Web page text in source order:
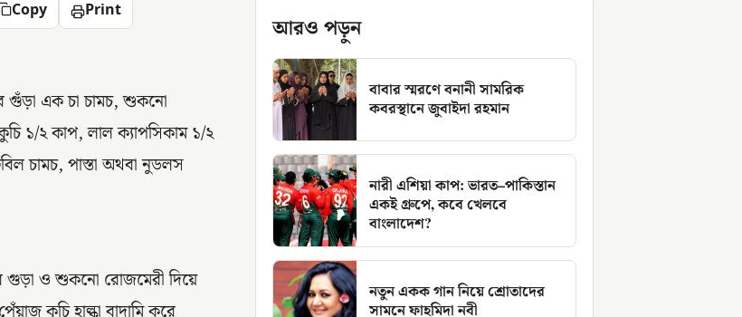
Copy Print
গুঁড়া এক চা চামচ, শুকনো
১/২ কাপ, লাল ক্যাপসিকাম ১/২
চামচ, পাস্তা অথবা নুডলস
গুড়া ও শুকনো রোজমেরী দিয়ে
আরও পড়ুন
বাবার স্মরণে বনানী সামরিক
কবরস্থানে জুবাইদা রহমান
নারী এশিয়া কাপ: ভারত–পাকিস্তান
একই গ্রুপে, কবে খেলবে
বাংলাদেশ?
নতুন একক গান নিয়ে শ্রোতাদের
সামনে ফাহমিদা নবী